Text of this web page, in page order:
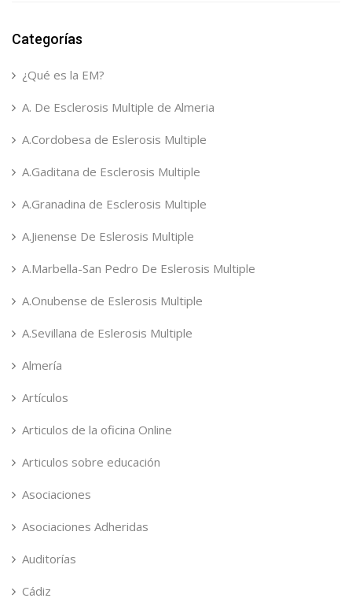
Categorías
¿Qué es la EM?
A. De Esclerosis Multiple de Almeria
A.Cordobesa de Eslerosis Multiple
A.Gaditana de Esclerosis Multiple
A.Granadina de Esclerosis Multiple
A.Jienense De Eslerosis Multiple
A.Marbella-San Pedro De Eslerosis Multiple
A.Onubense de Eslerosis Multiple
A.Sevillana de Eslerosis Multiple
Almería
Artículos
Articulos de la oficina Online
Articulos sobre educación
Asociaciones
Asociaciones Adheridas
Auditorías
Cádiz